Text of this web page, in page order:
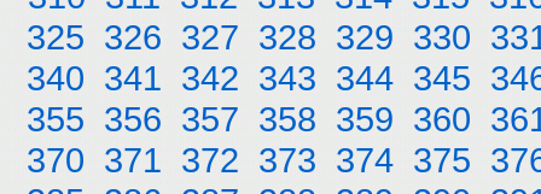
325 326 327 328 329 330
340 341 342 343 344 345
355 356 357 358 359 360
370 371 372 373 374 375